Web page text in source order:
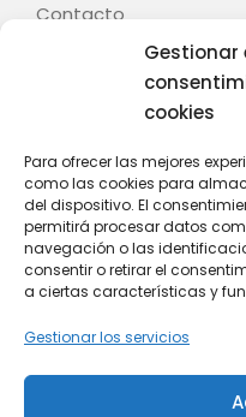
Gestionar
cookies
Para ofrecer las mejores
como las cookies para
del dispositivo. El
permitirá procesar datos
navegación o las
consentir o retirar el
a ciertas características y
Gestionar los servicios
Contacto
Términos y condiciones
Política de privacidad
Política de cookies (UE)
Contacto